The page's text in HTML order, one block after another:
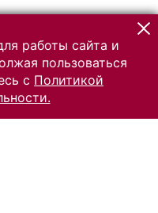
работы сайта и
пользоваться
с Политикой